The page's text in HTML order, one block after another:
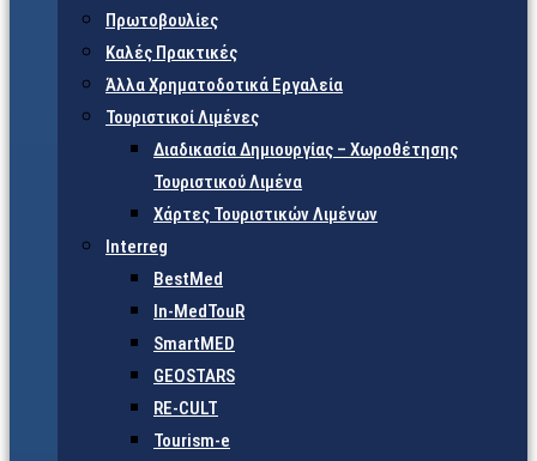
Πρωτοβουλίες
Καλές Πρακτικές
Άλλα Χρηματοδοτικά Εργαλεία
Τουριστικοί Λιμένες
Διαδικασία Δημιουργίας – Χωροθέτησης
Τουριστικού Λιμένα
Χάρτες Τουριστικών Λιμένων
Interreg
BestMed
In-MedTouR
SmartMED
GEOSTARS
RE-CULT
Tourism-e